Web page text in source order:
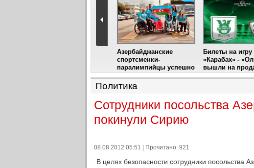
Азербайджанские
спортсменки-
паралимпийцы успешно
выступили на III
Международном
фестивале парашютного
Билеты на игру
«Карабах» -
вышли на
Политика
Сотрудники посольства
покинули Сирию
08.08.2012 05:51 | Прочитано: 921
В целях безопасности сотрудники посольства